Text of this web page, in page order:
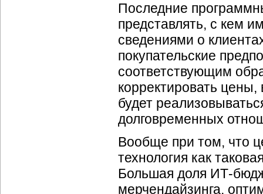
Последние
представлять, с кем
сведениями о
покупательские
соответствующим
корректировать
будет
долговременных
Вообще при том, что
технология как
Большая доля ИТ-
мерчендайзинга,